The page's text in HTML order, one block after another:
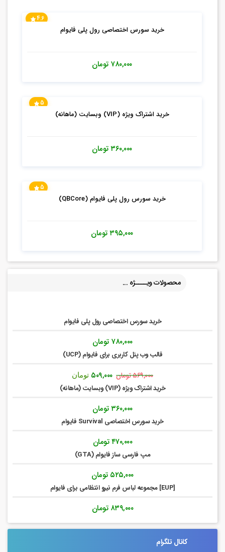
4.6
خرید سورس اختصاصی رول پلی فایوام
۷۸۰,۰۰۰ تومان
5
خرید اشتراک ویژه (VIP) وبسایت (ماهانه)
۳۶۰,۰۰۰تومان
5
خرید سورس رول پلی فایوام (QBCore)
۳۹۵,۰۰۰تومان
محصولات ویــــژه ...
خرید سورس اختصاصی رول پلی فایوام
۷۸۰,۰۰۰ تومان
قالب وب پنل کاربری برای فایوام (UCP)
۵۶۹,۰۰۰تومان قیمت
۵۶۹,۰۰۰ تومان
۵۰۹,۰۰۰ تومان
۵۰۹,۰۰۰ تومان.
خرید اشتراک ویژه (VIP) وبسایت (ماهانه)
۳۶۰,۰۰۰تومان
خرید سورس اختصاصی Survival فایوام
۴۷۰,۰۰۰تومان
مپ فارسی ساز فایوام (GTA)
۵۲۵,۰۰۰ تومان
[EUP] مجموعه لباس فرم نیرو انتظامی برای فایوام
۸۳۹,۰۰۰ تومان
کانال تلگرام